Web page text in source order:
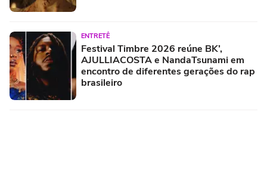
ENTRETÊ
Festival Timbre 2026 reúne BK’,
AJULLIACOSTA e NandaTsunami em
encontro de diferentes gerações do rap
brasileiro